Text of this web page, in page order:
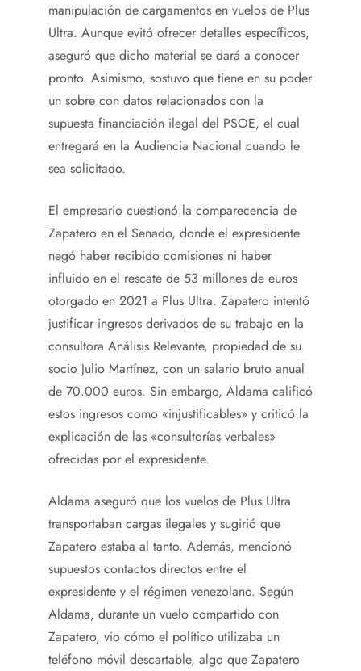
manipulación de cargamentos en vuelos de Plus
Ultra. Aunque evitó ofrecer detalles específicos,
aseguró que dicho material se dará a conocer
pronto. Asimismo, sostuvo que tiene en su poder
un sobre con datos relacionados con la
supuesta financiación ilegal del PSOE, el cual
entregará en la Audiencia Nacional cuando le
sea solicitado.
El empresario cuestionó la comparecencia de
Zapatero en el Senado, donde el expresidente
negó haber recibido comisiones ni haber
influido en el rescate de 53 millones de euros
otorgado en 2021 a Plus Ultra. Zapatero intentó
justificar ingresos derivados de su trabajo en la
consultora Análisis Relevante, propiedad de su
socio Julio Martínez, con un salario bruto anual
de 70.000 euros. Sin embargo, Aldama calificó
estos ingresos como «injustificables» y criticó la
explicación de las «consultorías verbales»
ofrecidas por el expresidente.
Aldama aseguró que los vuelos de Plus Ultra
transportaban cargas ilegales y sugirió que
Zapatero estaba al tanto. Además, mencionó
supuestos contactos directos entre el
expresidente y el régimen venezolano. Según
Aldama, durante un vuelo compartido con
Zapatero, vio cómo el político utilizaba un
teléfono móvil descartable, algo que Zapatero